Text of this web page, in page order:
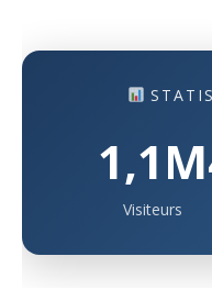
1,1M
Visiteurs